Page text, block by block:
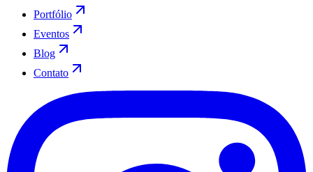
Portfólio
Eventos
Blog
Contato